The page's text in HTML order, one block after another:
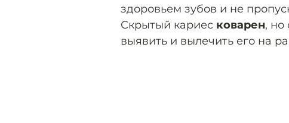
здоровьем зубов и не
Скрытый кариес коварен, но
выявить и вылечить его на